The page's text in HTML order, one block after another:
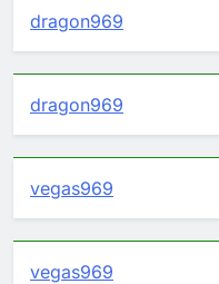
dragon969
dragon969
vegas969
vegas969